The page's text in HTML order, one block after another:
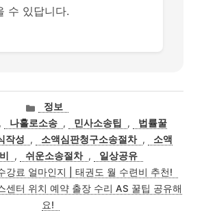
수 있답니다.
카
테
고
리
정보
, 나홀로소송 , 민사소송팁 ,
법률꿀
작성 , 소액심판청구소송절차 ,
소액
, 쉬운소송절차 ,
일상공유
강료 얼마인지 | 태권도 월 수련비 추천!
센터 위치 예약 출장 수리 AS 꿀팁 공유해
요!